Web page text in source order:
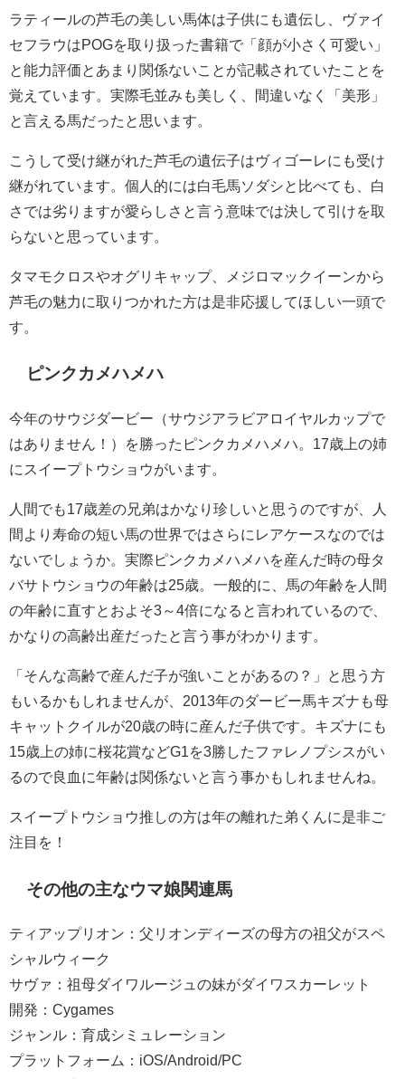
ラティールの芦毛の美しい馬体は子供にも遺伝し、ヴァイ
セフラウはPOGを取り扱った書籍で「顔が小さく可愛い」
と能力評価とあまり関係ないことが記載されていたことを
覚えています。実際毛並みも美しく、間違いなく「美形」
と言える馬だったと思います。
こうして受け継がれた芦毛の遺伝子はヴィゴーレにも受け
継がれています。個人的には白毛馬ソダシと比べても、白
さでは劣りますが愛らしさと言う意味では決して引けを取
らないと思っています。
タマモクロスやオグリキャップ、メジロマックイーンから
芦毛の魅力に取りつかれた方は是非応援してほしい一頭で
す。
ピンクカメハメハ
今年のサウジダービー（サウジアラビアロイヤルカップで
はありません！）を勝ったピンクカメハメハ。17歳上の姉
にスイープトウショウがいます。
人間でも17歳差の兄弟はかなり珍しいと思うのですが、人
間より寿命の短い馬の世界ではさらにレアケースなのでは
ないでしょうか。実際ピンクカメハメハを産んだ時の母タ
バサトウショウの年齢は25歳。一般的に、馬の年齢を人間
の年齢に直すとおよそ3～4倍になると言われているので、
かなりの高齢出産だったと言う事がわかります。
「そんな高齢で産んだ子が強いことがあるの？」と思う方
もいるかもしれませんが、2013年のダービー馬キズナも母
キャットクイルが20歳の時に産んだ子供です。キズナにも
15歳上の姉に桜花賞などG1を3勝したファレノプシスがい
るので良血に年齢は関係ないと言う事かもしれませんね。
スイープトウショウ推しの方は年の離れた弟くんに是非ご
注目を！
その他の主なウマ娘関連馬
ティアップリオン：父リオンディーズの母方の祖父がスペ
シャルウィーク
サヴァ：祖母ダイワルージュの妹がダイワスカーレット
開発：Cygames
ジャンル：育成シミュレーション
プラットフォーム：iOS/Android/PC